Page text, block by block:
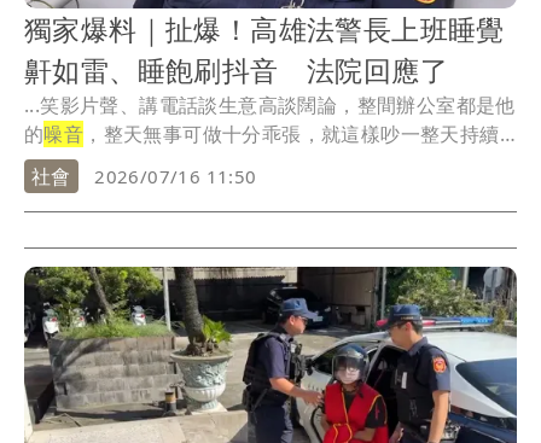
獨家爆料｜扯爆！高雄法警長上班睡覺
鼾如雷、睡飽刷抖音 法院回應了
...笑影片聲、講電話談生意高談闊論，整間辦公室都是他
的噪音 ，整天無事可做十分乖張，就這樣吵一整天持續
到下...
社會 2026/07/16 11:50